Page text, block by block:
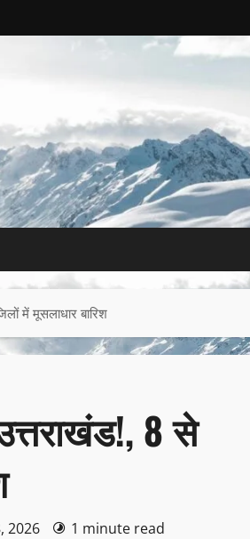
में मूसलाधार बारिश
8 से
2026
1 minute read